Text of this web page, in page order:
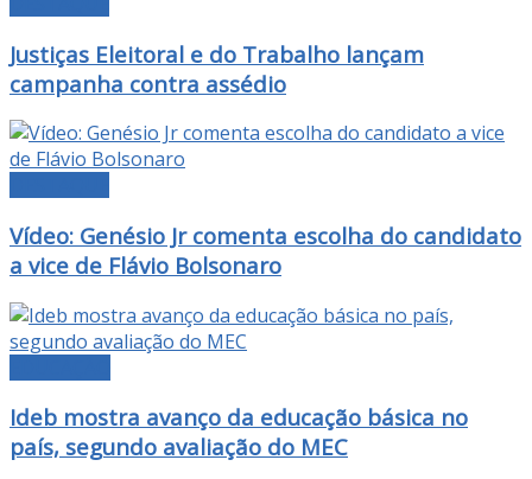
Justiças Eleitoral e do Trabalho lançam
campanha contra assédio
Vídeo: Genésio Jr comenta escolha do candidato
a vice de Flávio Bolsonaro
Ideb mostra avanço da educação básica no
país, segundo avaliação do MEC